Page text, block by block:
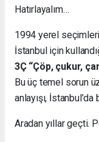
Hatırlayalım…
1994 yerel
İstanbul için
3Ç “Çöp, çukur,
Bu üç temel sorun
anlayışı,
Aradan yıllar geçti.